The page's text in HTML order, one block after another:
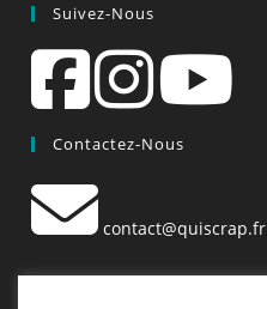
Suivez-Nous
Contactez-Nous
contact@quiscrap.fr